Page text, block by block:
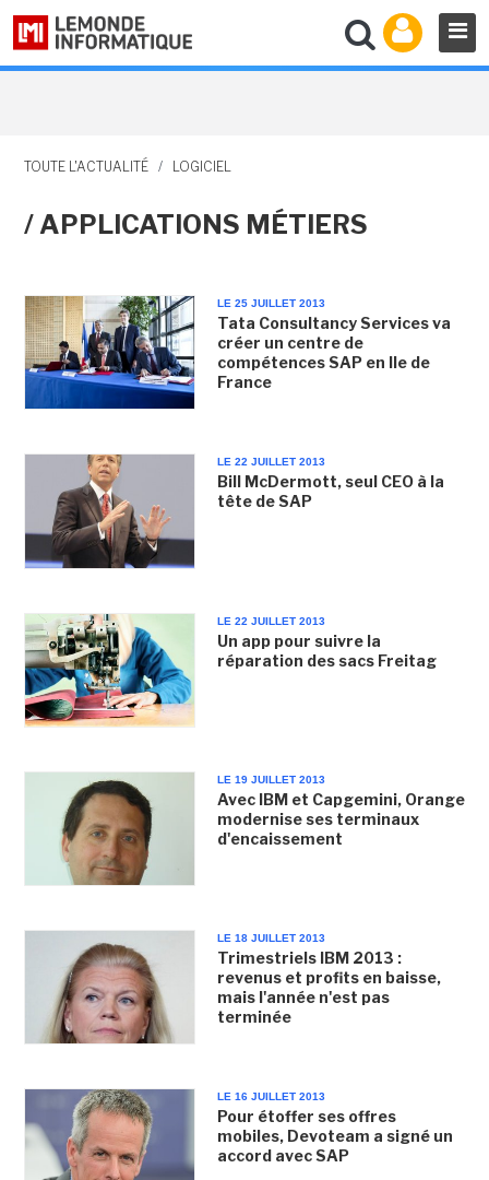
TOUTE L'ACTUALITÉ / LOGICIEL
/ APPLICATIONS MÉTIERS
LE 25 JUILLET 2013
Tata Consultancy Services va
créer un centre de
compétences SAP en Ile de
France
LE 22 JUILLET 2013
Bill McDermott, seul CEO à la
tête de SAP
LE 22 JUILLET 2013
Un app pour suivre la
réparation des sacs Freitag
LE 19 JUILLET 2013
Avec IBM et Capgemini, Orange
modernise ses terminaux
d'encaissement
LE 18 JUILLET 2013
Trimestriels IBM 2013 :
revenus et profits en baisse,
mais l'année n'est pas
terminée
LE 16 JUILLET 2013
Pour étoffer ses offres
mobiles, Devoteam a signé un
accord avec SAP